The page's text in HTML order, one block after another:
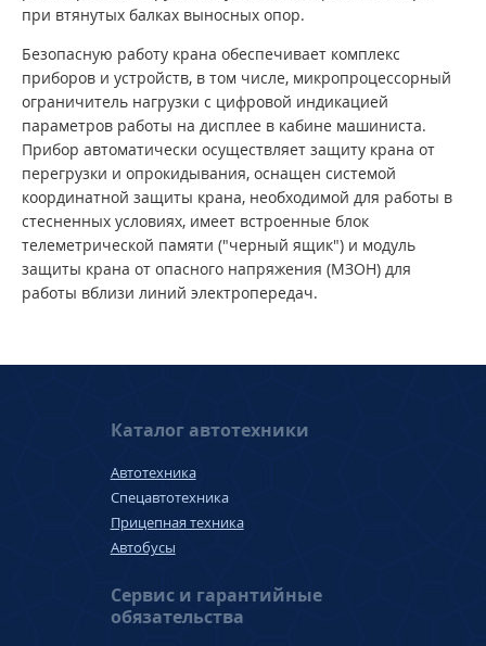
при втянутых балках выносных опор.
Безопасную работу крана обеспечивает комплекс
приборов и устройств, в том числе, микропроцессорный
ограничитель нагрузки с цифровой индикацией
параметров работы на дисплее в кабине машиниста.
Прибор автоматически осуществляет защиту крана от
перегрузки и опрокидывания, оснащен системой
координатной защиты крана, необходимой для работы в
стесненных условиях, имеет встроенные блок
телеметрической памяти ("черный ящик") и модуль
защиты крана от опасного напряжения (МЗОН) для
работы вблизи линий электропередач.
Каталог автотехники
Автотехника
Спецавтотехника
Прицепная техника
Автобусы
Сервис и гарантийные
обязательства